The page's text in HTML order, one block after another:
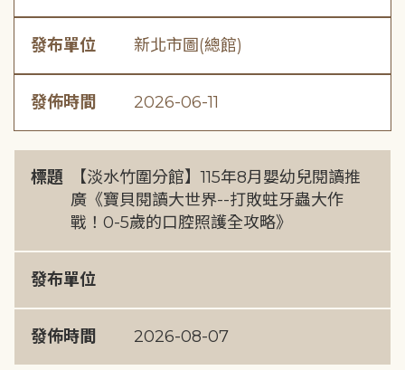
發布單位 新北市圖(總館)
發佈時間 2026-06-11
標題
【淡水竹圍分館】115年8月嬰幼兒閱讀推
廣《寶貝閱讀大世界--打敗蛀牙蟲大作
戰！0-5歲的口腔照護全攻略》
發布單位
發佈時間 2026-08-07